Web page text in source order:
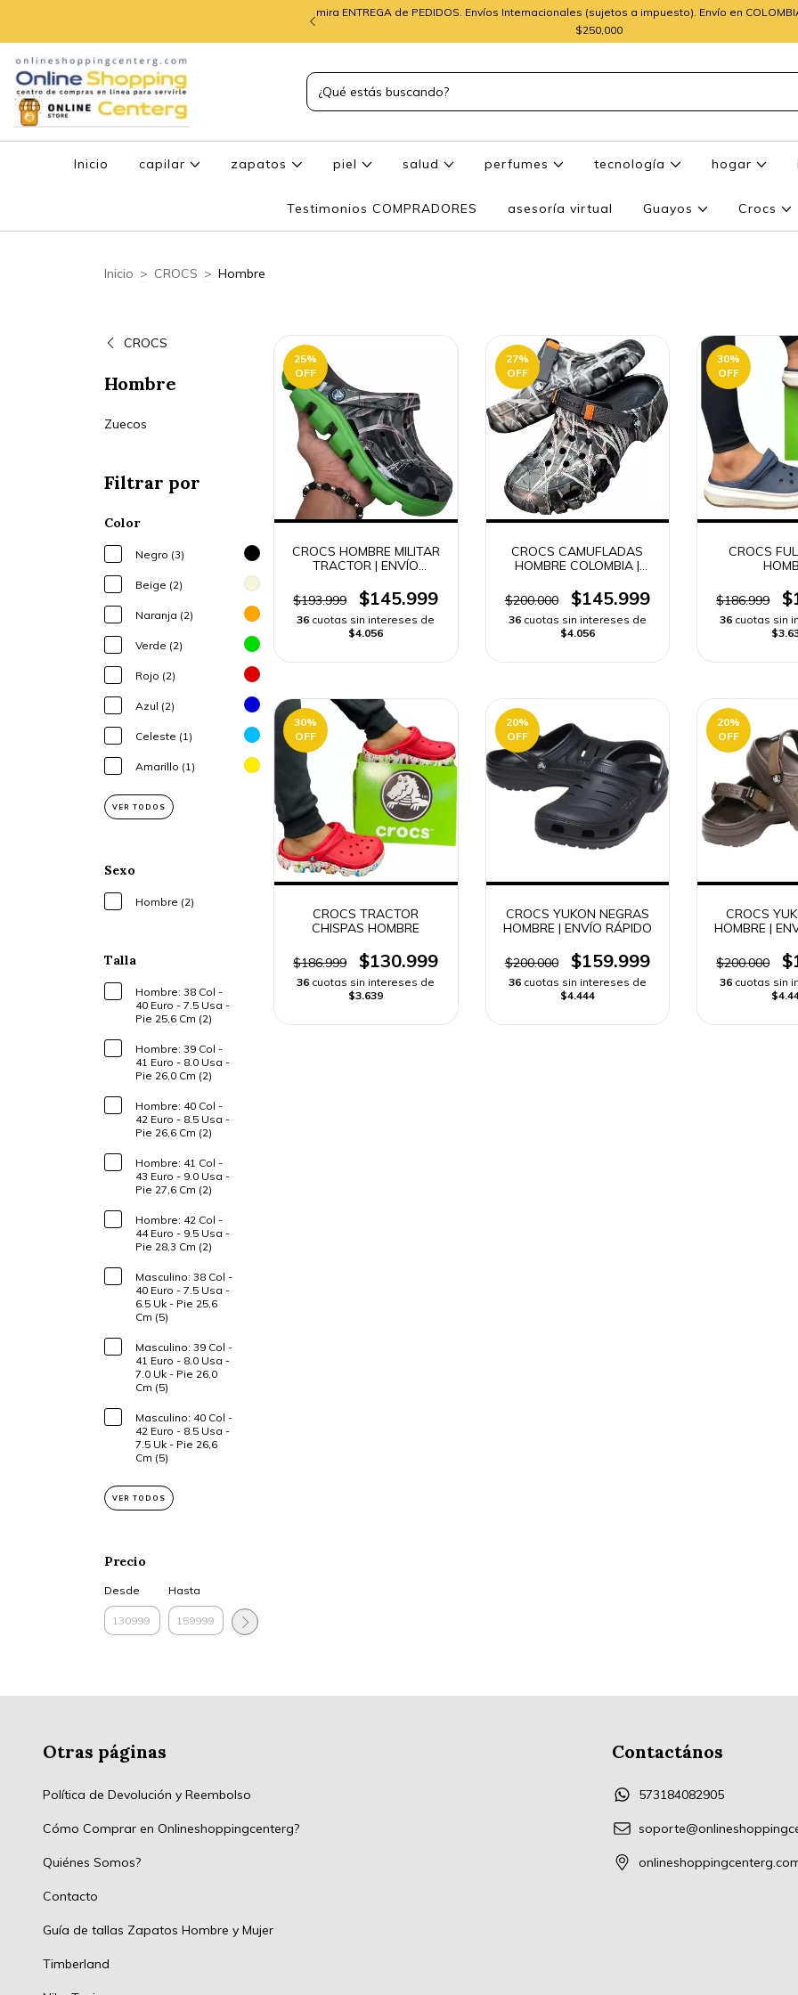
mira ENTREGA de PEDIDOS. Envíos Internacionales (sujetos a impuesto). Envío en
$250,000
Inicio capilar zapatos piel salud perfumes tecnología hogar
Testimonios COMPRADORES asesoría virtual Guayos Crocs
Inicio > CROCS > Hombre
CROCS
Hombre
Zuecos
Filtrar por
Color
Negro (3)
Beige (2)
Naranja (2)
Verde (2)
Rojo (2)
Azul (2)
Celeste (1)
Amarillo (1)
VER TODOS
Sexo
Hombre (2)
Talla
Hombre: 38 Col -
40 Euro - 7.5 Usa -
Pie 25,6 Cm (2)
Hombre: 39 Col -
41 Euro - 8.0 Usa -
Pie 26,0 Cm (2)
Hombre: 40 Col -
42 Euro - 8.5 Usa -
Pie 26,6 Cm (2)
Hombre: 41 Col -
43 Euro - 9.0 Usa -
Pie 27,6 Cm (2)
Hombre: 42 Col -
44 Euro - 9.5 Usa -
Pie 28,3 Cm (2)
Masculino: 38 Col -
40 Euro - 7.5 Usa -
6.5 Uk - Pie 25,6
Cm (5)
Masculino: 39 Col -
41 Euro - 8.0 Usa -
7.0 Uk - Pie 26,0
Cm (5)
Masculino: 40 Col -
42 Euro - 8.5 Usa -
7.5 Uk - Pie 26,6
Cm (5)
VER TODOS
Precio
Desde Hasta
25%
OFF
CROCS HOMBRE MILITAR
TRACTOR | ENVÍO
$193.999
$145.999
36 cuotas sin intereses de
$4.056
27%
OFF
CROCS CAMUFLADAS
HOMBRE COLOMBIA |
$200.000
$145.999
36 cuotas sin intereses de
$4.056
30%
OFF
CROCS
$186.999
36 cuotas sin
30%
OFF
CROCS TRACTOR
CHISPAS HOMBRE
$186.999 $130.999
36 cuotas sin intereses de
$3.639
20%
OFF
CROCS YUKON NEGRAS
HOMBRE | ENVÍO RÁPIDO
$200.000 $159.999
36 cuotas sin intereses de
$4.444
20%
OFF
CROCS
HOMBRE |
$200.000
36 cuotas sin
Otras páginas
Política de Devolución y Reembolso
Cómo Comprar en Onlineshoppingcenterg?
Quiénes Somos?
Contacto
Guía de tallas Zapatos Hombre y Mujer
Timberland
Contactános
573184082905